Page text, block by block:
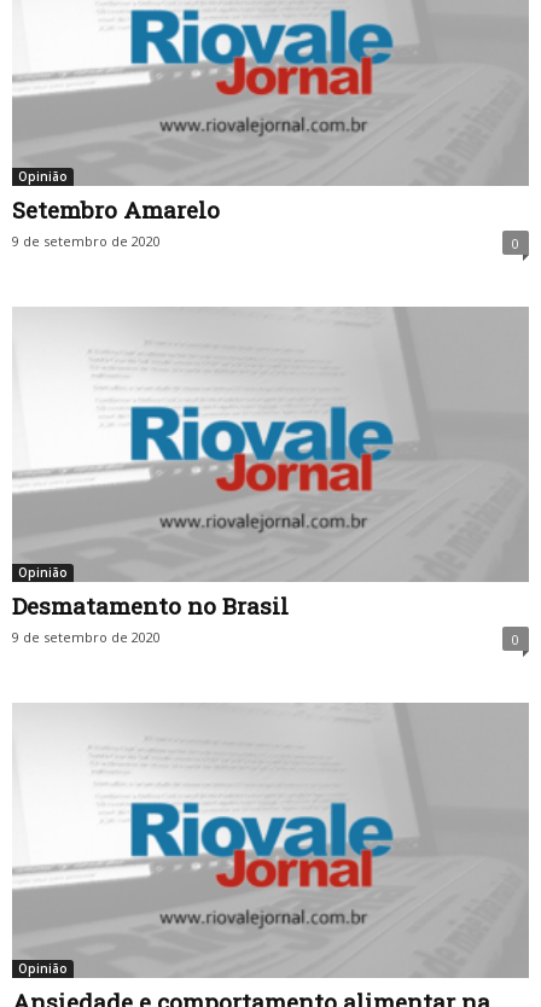
Opinião
Setembro Amarelo
9 de setembro de 2020 0
Opinião
Desmatamento no Brasil
9 de setembro de 2020 0
Opinião